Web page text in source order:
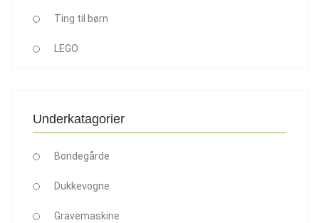
Ting til børn
LEGO
Underkatagorier
Bondegårde
Dukkevogne
Gravemaskine